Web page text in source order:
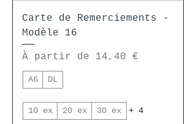
Carte de Remerciements -
Modèle 16
À partir de 14,40 €
Prix promotionnel
A6 DL
10 ex 20 ex 30 ex + 4